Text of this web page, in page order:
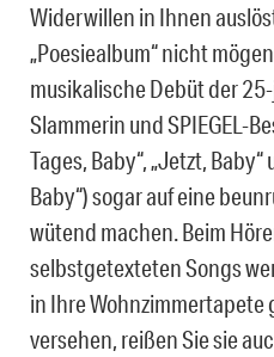
Widerwillen in Ihnen
„Poesiealbum“ nicht
musikalische Debüt der
Slammerin und SPIEGEL-
Tages, Baby“, „Jetzt,
Baby“) sogar auf eine
wütend machen. Beim
selbstgetexteten Songs
in Ihre Wohnzimmertapete
versehen, reißen Sie sie